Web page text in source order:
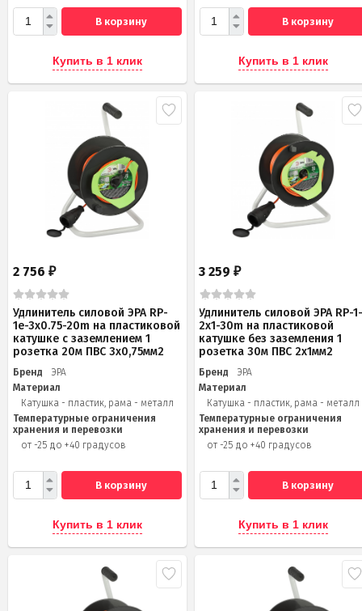
В корзину
Купить в 1 клик
В корзину
Купить в 1 клик
2 756 ₽
Удлинитель силовой ЭРА RP-
1e-3х0.75-20m на пластиковой
катушке c заземлением 1
розетка 20м ПВС 3х0,75мм2
Бренд
ЭРА
Материал
Катушка - пластик, рама - металл
Температурные ограничения
хранения и перевозки
от -25 до +40 градусов
В корзину
Купить в 1 клик
3 259₽
Удлинитель силовой ЭРА RP-
2x1-30m на пластиковой
катушке без заземления 1
розетка 30м ПВС 2x1мм2
Бренд
ЭРА
Материал
Катушка - пластик, рама - металл
Температурные ограничения
хранения и перевозки
от -25 до +40 градусов
В корзину
Купить в 1 клик